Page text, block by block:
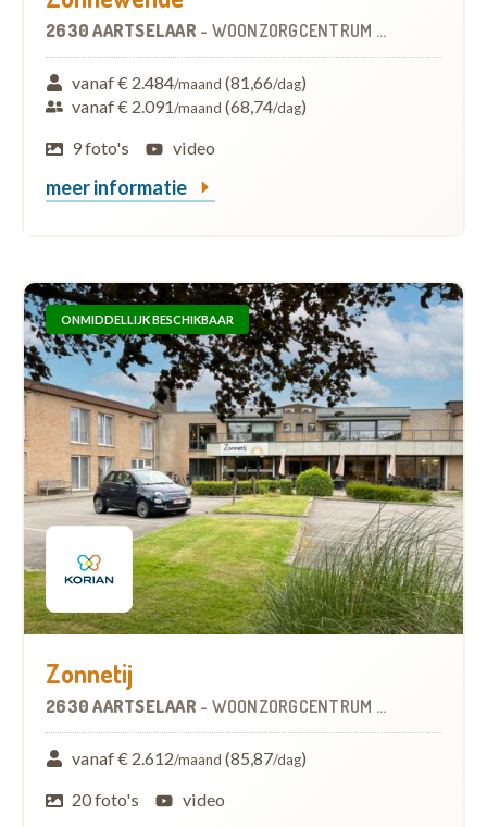
2630 AARTSELAAR - WOONZORGCENTRUM (WZC)
vanaf € 2.484/maand (81,66/dag)
vanaf € 2.091/maand (68,74/dag)
9 foto's
video
meer informatie
ONMIDDELLIJK BESCHIKBAAR
Zonnetij
2630 AARTSELAAR - WOONZORGCENTRUM (WZC)
vanaf € 2.612/maand (85,87/dag)
20 foto's
video